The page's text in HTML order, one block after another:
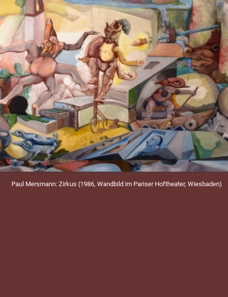
Paul Mersmann: Zirkus (1986, Wandbild im Pariser Hoftheater, Wiesbaden)